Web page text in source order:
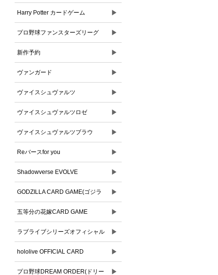
Harry Potter カードゲーム ▶
プロ野球ファンスターズリーグ ▶
新作予約 ▶
ヴァンガード ▶
ヴァイスシュヴァルツ ▶
ヴァイスシュヴァルツロゼ ▶
ヴァイスシュヴァルツブラウ ▶
Reバースfor you ▶
Shadowverse EVOLVE ▶
GODZILLA CARD GAME(ゴジラ
カードゲーム)
▶
五等分の花嫁CARD GAME ▶
ラブライブシリーズオフィシャル
カードゲーム
▶
hololive OFFICIAL CARD
GAME(ホロライブオフィシャルカ
▶
プロ野球DREAM ORDER(ドリー ▶